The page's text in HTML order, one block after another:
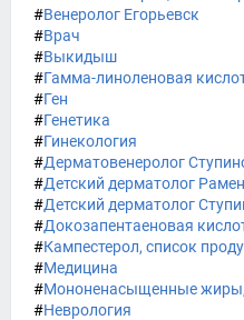
#Венеролог Егорьевск
#Врач
#Выкидыш
#Гамма-линоленовая
#Ген
#Генетика
#Гинекология
#Дерматовенеролог
#Детский дерматолог
#Детский дерматолог
#Докозапентаеновая
#Кампестерол, список
#Медицина
#Мононенасыщенные жиры,
#Неврология